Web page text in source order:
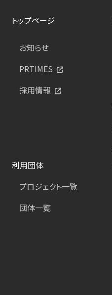
トップページ
お知らせ
PRTIMES
採用情報
利用団体
プロジェクト一覧
団体一覧